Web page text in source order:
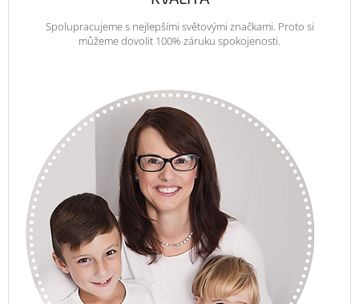
Spolupracujeme s nejlepšími světovými značkami. Proto si
můžeme dovolit 100% záruku spokojenosti.